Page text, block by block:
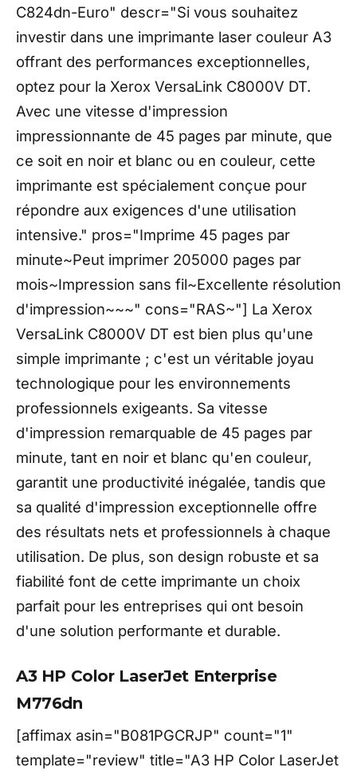
C824dn-Euro" descr="Si vous souhaitez
investir dans une imprimante laser couleur A3
offrant des performances exceptionnelles,
optez pour la Xerox VersaLink C8000V DT.
Avec une vitesse d'impression
impressionnante de 45 pages par minute, que
ce soit en noir et blanc ou en couleur, cette
imprimante est spécialement conçue pour
répondre aux exigences d'une utilisation
intensive." pros="Imprime 45 pages par
minute~Peut imprimer 205000 pages par
mois~Impression sans fil~Excellente résolution
d'impression~~~" cons="RAS~"] La Xerox
VersaLink C8000V DT est bien plus qu'une
simple imprimante ; c'est un véritable joyau
technologique pour les environnements
professionnels exigeants. Sa vitesse
d'impression remarquable de 45 pages par
minute, tant en noir et blanc qu'en couleur,
garantit une productivité inégalée, tandis que
sa qualité d'impression exceptionnelle offre
des résultats nets et professionnels à chaque
utilisation. De plus, son design robuste et sa
fiabilité font de cette imprimante un choix
parfait pour les entreprises qui ont besoin
d'une solution performante et durable.
A3 HP Color LaserJet Enterprise
M776dn
[affimax asin="B081PGCRJP" count="1"
template="review" title="A3 HP Color LaserJet